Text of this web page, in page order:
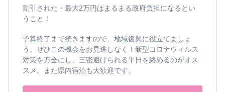
割引された・最大2万円はまるまる政府負担になるとい
うこと！
予算終了まで続きますので、地域復興に役立てましょ
う。ぜひこの機会をお見逃しなく！新型コロナウィルス
対策を万全にし、三密避けられる平日を絡めるのがオス
スメ。また県内宿泊も大歓迎です。